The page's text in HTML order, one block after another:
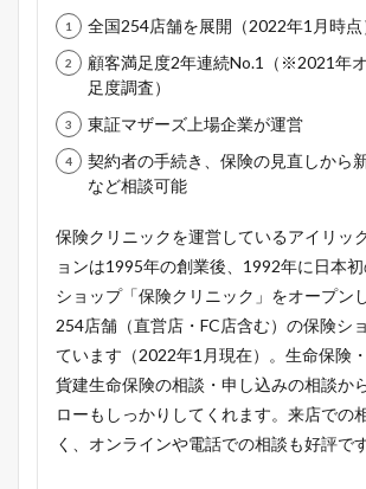
全国254店舗を展開（2022年1月時点
顧客満足度2年連続No.1（※2021年
足度調査）
東証マザーズ上場企業が運営
契約者の手続き、保険の見直しから
など相談可能
保険クリニックを運営しているアイリッ
ョンは1995年の創業後、1992年に日本
ショップ「保険クリニック」をオープン
254店舗（直営店・FC店含む）の保険シ
ています（2022年1月現在）。生命保険
貨建生命保険の相談・申し込みの相談か
ローもしっかりしてくれます。来店での
く、オンラインや電話での相談も好評です